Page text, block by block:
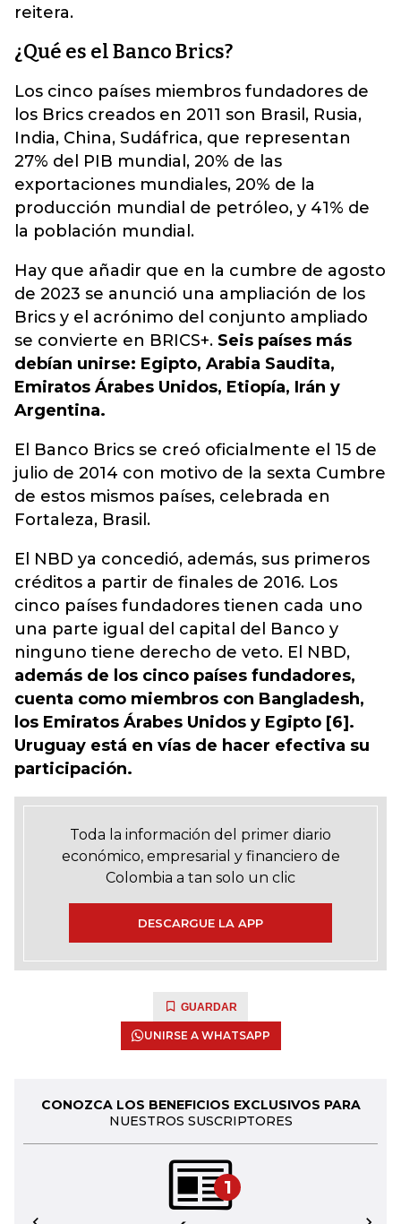
reitera.
¿Qué es el Banco Brics?
Los cinco países miembros fundadores de
los Brics creados en 2011 son Brasil, Rusia,
India, China, Sudáfrica, que representan
27% del PIB mundial, 20% de las
exportaciones mundiales, 20% de la
producción mundial de petróleo, y 41% de
la población mundial.
Hay que añadir que en la cumbre de agosto
de 2023 se anunció una ampliación de los
Brics y el acrónimo del conjunto ampliado
se convierte en BRICS+. Seis países más
debían unirse: Egipto, Arabia Saudita,
Emiratos Árabes Unidos, Etiopía, Irán y
Argentina.
El Banco Brics se creó oficialmente el 15 de
julio de 2014 con motivo de la sexta Cumbre
de estos mismos países, celebrada en
Fortaleza, Brasil.
El NBD ya concedió, además, sus primeros
créditos a partir de finales de 2016. Los
cinco países fundadores tienen cada uno
una parte igual del capital del Banco y
ninguno tiene derecho de veto. El NBD,
además de los cinco países fundadores,
cuenta como miembros con Bangladesh,
los Emiratos Árabes Unidos y Egipto [6].
Uruguay está en vías de hacer efectiva su
participación.
Toda la información del primer diario
económico, empresarial y financiero de
Colombia a tan solo un clic
DESCARGUE LA APP
GUARDAR
UNIRSE A WHATSAPP
CONOZCA LOS BENEFICIOS EXCLUSIVOS PARA
NUESTROS SUSCRIPTORES
1